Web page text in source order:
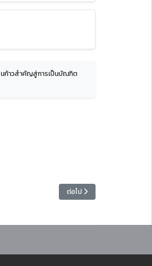
นก้าวสำคัญสู่การเป็นบัณฑิต
เนื้อหาถัดไป: ขอเชิญชวนเข้าร่
ต่อไป